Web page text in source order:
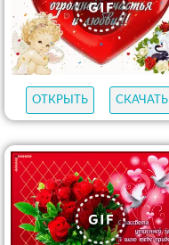
ОТКРЫТЬ
СКАЧАТЬ